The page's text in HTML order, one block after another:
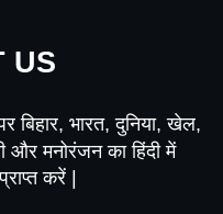
US
बिहार, भारत, दुनिया, खेल,
और मनोरंजन का हिंदी में
करें |